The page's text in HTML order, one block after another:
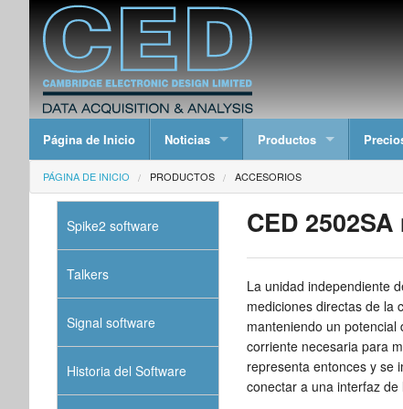
Página de Inicio Noticias Productos
PÁGINA DE INICIO PRODUCTOS ACCESORIOS
CED
La unidad independiente
mediciones directas de la
manteniendo un
corriente necesaria para
representa entonces y se
conectar a una interfaz
Spike2 software
Talkers
Signal software
Historia del Software